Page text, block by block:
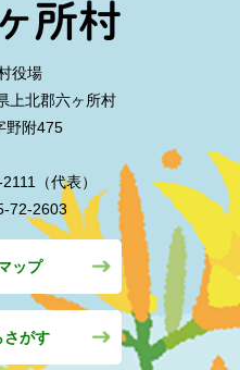
役場
上北郡六ヶ所村
野附475
（代表）
72-2603
ップ
さがす